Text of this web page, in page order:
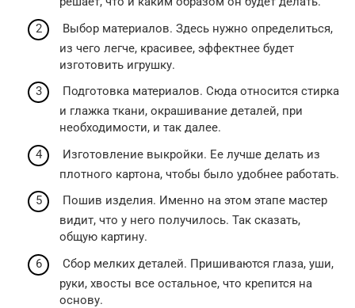
Выбор материалов. Здесь нужно определиться,
из чего легче, красивее, эффектнее будет
изготовить игрушку.
Подготовка материалов. Сюда относится стирка
и глажка ткани, окрашивание деталей, при
необходимости, и так далее.
Изготовление выкройки. Ее лучше делать из
плотного картона, чтобы было удобнее работать.
Пошив изделия. Именно на этом этапе мастер
видит, что у него получилось. Так сказать,
общую картину.
Сбор мелких деталей. Пришиваются глаза, уши,
руки, хвосты все остальное, что крепится на
основу.